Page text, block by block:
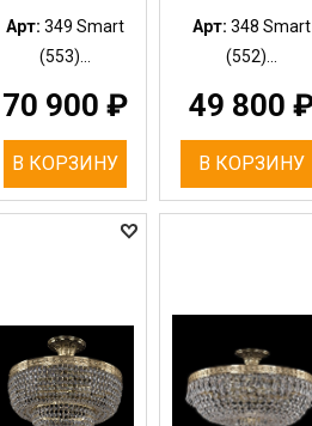
Арт: 349 Smart
(553)...
70 900 ₽
В КОРЗИНУ
Арт: 348 Smart
(552)...
49 800
В КОРЗИНУ